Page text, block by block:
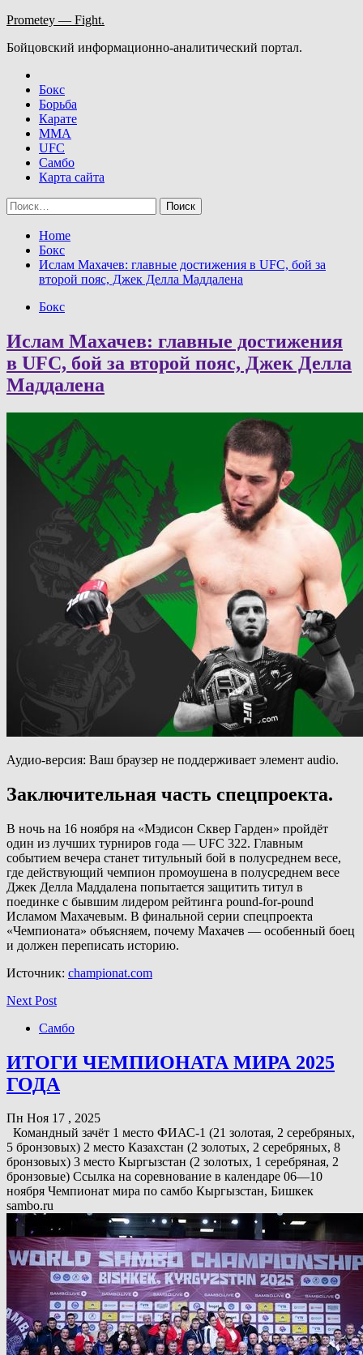
Skip
content
Prometey — Fight.
Бойцовский информационно-аналитический портал.
Бокс
Борьба
Карате
ММА
UFC
Самбо
Карта сайта
Найти:
Home
Бокс
Ислам Махачев: главные достижения в UFC, бой за
второй пояс, Джек Делла Маддалена
Бокс
Ислам Махачев: главные достижения
в UFC, бой за второй пояс, Джек Делла
Маддалена
Аудио-версия: Ваш браузер не поддерживает элемент audio.
Заключительная часть спецпроекта.
В ночь на 16 ноября на «Мэдисон Сквер Гарден» пройдёт
один из лучших турниров года — UFC 322. Главным
событием вечера станет титульный бой в полусреднем весе,
где действующий чемпион промоушена в полусреднем весе
Джек Делла Маддалена попытается защитить титул в
поединке с бывшим лидером рейтинга pound-for-pound
Исламом Махачевым. В финальной серии спецпроекта
«Чемпионата» объясняем, почему Махачев — особенный боец
и должен переписать историю.
Источник: championat.com
Next Post
Самбо
ИТОГИ ЧЕМПИОНАТА МИРА 2025
ГОДА
Пн Ноя 17 , 2025
Командный зачёт 1 место ФИАС-1 (21 золотая, 2 серебряных,
5 бронзовых) 2 место Казахстан (2 золотых, 2 серебряных, 8
бронзовых) 3 место Кыргызстан (2 золотых, 1 серебряная, 2
бронзовые) Ссылка на соревнование в календаре 06—10
ноября Чемпионат мира по самбо Кыргызстан, Бишкек
sambo.ru